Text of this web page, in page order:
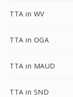
TTA in WV
TTA in OGA
TTA in MAUD
TTA in SND